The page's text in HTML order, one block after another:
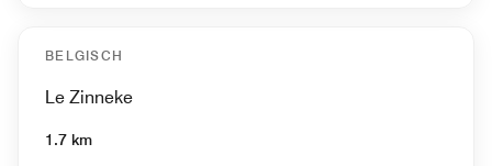
BELGISCH
Le Zinneke
1.7 km